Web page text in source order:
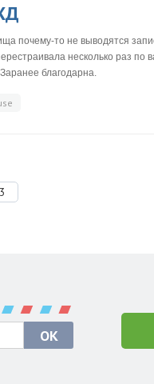
почему-то не выводятся
несколько раз по
благодарна.
3